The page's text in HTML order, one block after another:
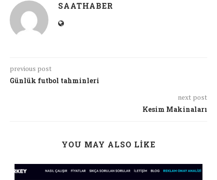
SAATHABER
previous post
Günlük futbol tahminleri
next post
Kesim Makinaları
YOU MAY ALSO LIKE